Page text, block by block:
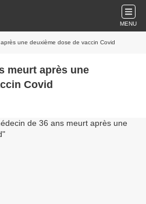
MENU
une deuxième dose de vaccin Covid
meurt après une
Covid